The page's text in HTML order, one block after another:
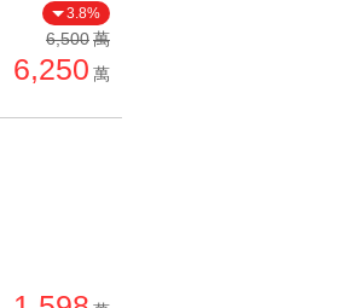
3.8%
6,500萬
6,250 萬